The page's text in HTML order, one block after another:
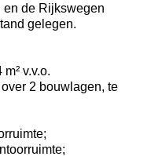
de Rijkswegen
gelegen.
v.v.o.
2 bouwlagen, te